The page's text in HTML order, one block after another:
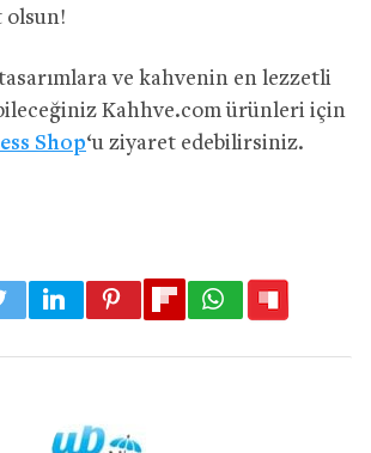
olsun!
ve kahvenin en lezzetli
Kahhve.com ürünleri için
Shop‘u ziyaret edebilirsiniz.